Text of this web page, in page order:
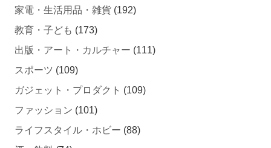
教育・子ども(173)
出版・アート・カルチャー
スポーツ (109)
ガジェット・プロダクト
ファッション (101)
ライフスタイル・ホビー
酒・飲料 (74)